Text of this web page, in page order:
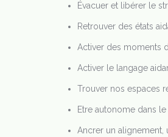
Évacuer et libérer le
Retrouver des états
Activer des moments
Activer le langage
Trouver nos espaces
Etre autonome dans
Ancrer un alignement,